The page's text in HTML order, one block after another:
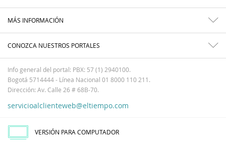
MÁS INFORMACIÓN
CONOZCA NUESTROS PORTALES
Info general del portal: PBX: 57 (1) 2940100.
Bogotá 5714444 - Línea Nacional 01 8000 110 211.
Dirección: Av. Calle 26 # 68B-70.
servicioalclienteweb@eltiempo.com
VERSIÓN PARA COMPUTADOR